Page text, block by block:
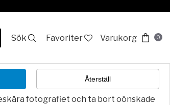
Sök Favoriter Varukorg 0
Återställ
fotografiet och ta bort oönskade